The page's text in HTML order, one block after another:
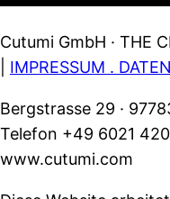
Cutumi GmbH · THE
IMPRESSUM .
Bergstrasse 29 ·
Telefon +49 6021
www.cutumi.com